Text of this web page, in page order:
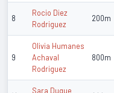
8
Rocio Diez
Rodriguez
200m
9
Olivia Humanes
Achaval
Rodriguez
800m
Sara Duque